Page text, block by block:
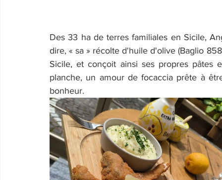
Des 33 ha de terres familiales en Sicile,
dire, « sa » récolte d'huile d'olive (Baglio
Sicile, et conçoit ainsi ses propres pâtes
planche, un amour de focaccia prête à
bonheur.